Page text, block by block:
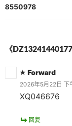
航
8550978
《
Forward
2026年5月22日 下
XQ046676
回复